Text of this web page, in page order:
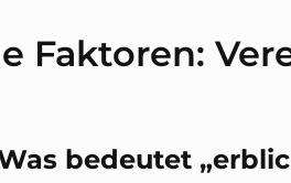
Faktoren:
bedeutet